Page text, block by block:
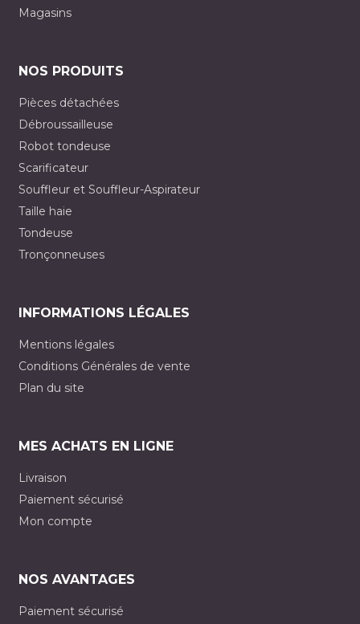
Magasins
NOS PRODUITS
Pièces détachées
Débroussailleuse
Robot tondeuse
Scarificateur
Souffleur et Souffleur-Aspirateur
Taille haie
Tondeuse
Tronçonneuses
INFORMATIONS LÉGALES
Mentions légales
Conditions Générales de vente
Plan du site
MES ACHATS EN LIGNE
Livraison
Paiement sécurisé
Mon compte
NOS AVANTAGES
Paiement sécurisé